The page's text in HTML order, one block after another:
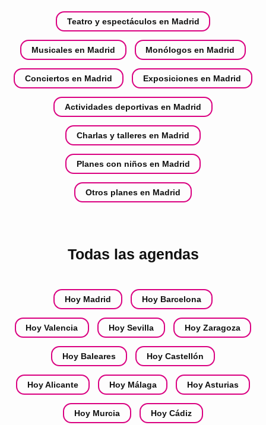
Teatro y espectáculos en Madrid
Musicales en Madrid Monólogos en Madrid
Conciertos en Madrid Exposiciones en Madrid
Actividades deportivas en Madrid
Charlas y talleres en Madrid
Planes con niños en Madrid
Otros planes en Madrid
Todas las agendas
Hoy Madrid Hoy Barcelona
Hoy Valencia Hoy Sevilla Hoy Zaragoza
Hoy Baleares Hoy Castellón
Hoy Alicante Hoy Málaga Hoy Asturias
Hoy Murcia Hoy Cádiz